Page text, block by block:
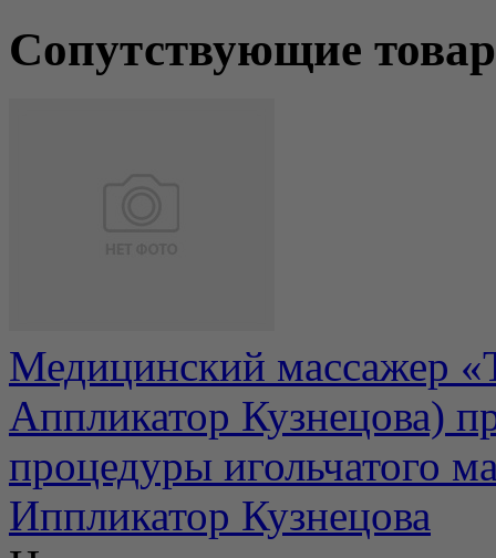
Сопутствующие
Медицинский массажер
Аппликатор Кузнецова)
процедуры игольчатого
Иппликатор Кузнецова